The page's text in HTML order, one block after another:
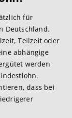
für
Deutschland.
Teilzeit oder
abhängige
werden
dass bei